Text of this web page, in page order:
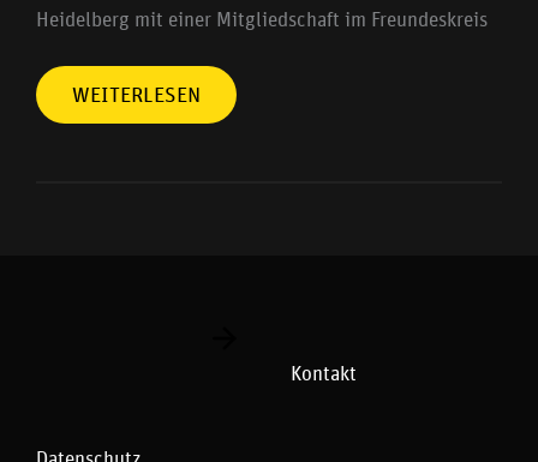
Heidelberg mit einer Mitgliedschaft im Freundeskreis
WEITERLESEN
Kontakt